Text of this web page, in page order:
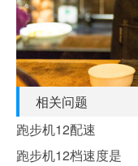
相关问题
跑步机12配速
跑步机12档速度是